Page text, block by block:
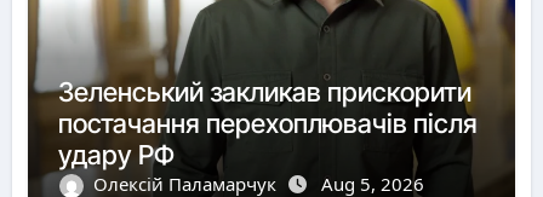
Зеленський закликав прискорити
постачання перехоплювачів після
удару РФ
Олексій Паламарчук Aug 5, 2026